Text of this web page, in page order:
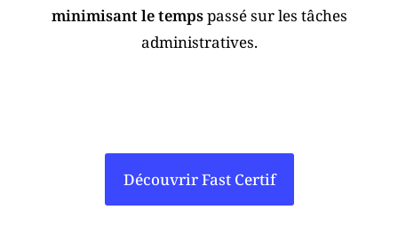
minimisant le tempspassé sur les tâches
administratives.
Découvrir Fast Certif